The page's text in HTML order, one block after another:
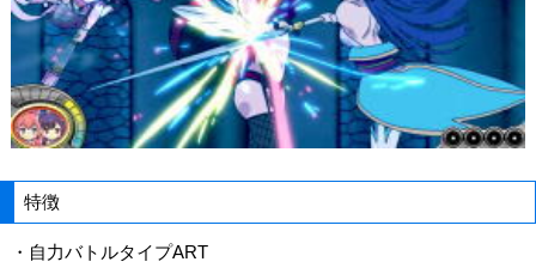
特徴
・自力バトルタイプART